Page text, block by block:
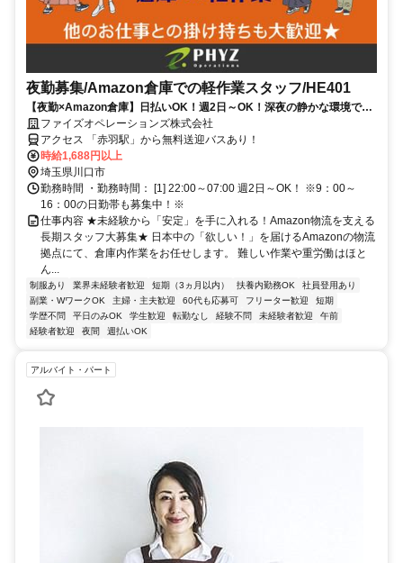
夜勤募集/Amazon倉庫での軽作業スタッフ/HE401
【夜勤×Amazon倉庫】日払いOK！週2日～OK！深夜の静かな環境でモ
クモク簡単作業！
ファイズオペレーションズ株式会社
アクセス 「赤羽駅」から無料送迎バスあり！
時給1,688円以上
埼玉県川口市
勤務時間 ・勤務時間： [1] 22:00～07:00 週2日～OK！ ※9：00～
16：00の日勤帯も募集中！※
仕事内容 ★未経験から「安定」を手に入れる！Amazon物流を支える
長期スタッフ大募集★ 日本中の「欲しい！」を届けるAmazonの物流
拠点にて、倉庫内作業をお任せします。 難しい作業や重労働はほと
ん...
制服あり 業界未経験者歓迎 短期（3ヵ月以内） 扶養内勤務OK
社員登用あり
副業・WワークOK
主婦・主夫歓迎 60代も応募可 フリーター歓迎
短期
学歴不問
平日のみOK 学生歓迎 転勤なし 経験不問 未経験者歓迎
午前
経験者歓迎
夜間 週払いOK
アルバイト・パート